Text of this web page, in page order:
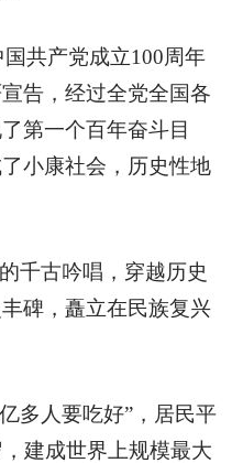
共产党成立100周年
告，经过全党全国各
第一个百年奋斗目
小康社会，历史性地
千古吟唱，穿越历史
碑，矗立在民族复兴
多人要吃好”，居民平
建成世界上规模最大